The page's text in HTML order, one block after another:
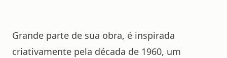
Grande parte de sua obra, é inspirada
criativamente pela década de 1960, um